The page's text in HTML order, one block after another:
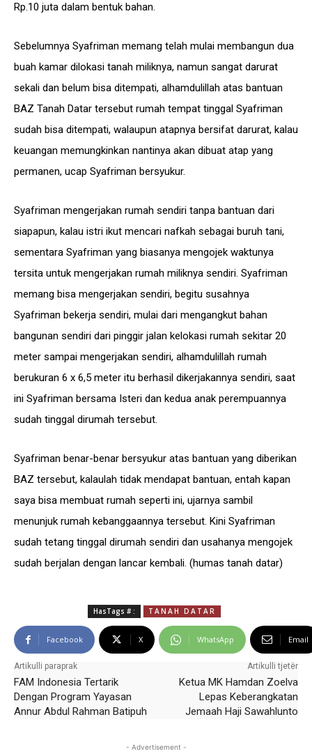
Rp.10 juta dalam bentuk bahan.
Sebelumnya Syafriman memang telah mulai membangun dua
buah kamar dilokasi tanah miliknya, namun sangat darurat
sekali dan belum bisa ditempati, alhamdulillah atas bantuan
BAZ Tanah Datar tersebut rumah tempat tinggal Syafriman
sudah bisa ditempati, walaupun atapnya bersifat darurat, kalau
keuangan memungkinkan nantinya akan dibuat atap yang
permanen, ucap Syafriman bersyukur.
Syafriman mengerjakan rumah sendiri tanpa bantuan dari
siapapun, kalau istri ikut mencari nafkah sebagai buruh tani,
sementara Syafriman yang biasanya mengojek waktunya
tersita untuk mengerjakan rumah miliknya sendiri. Syafriman
memang bisa mengerjakan sendiri, begitu susahnya
Syafriman bekerja sendiri, mulai dari mengangkut bahan
bangunan sendiri dari pinggir jalan kelokasi rumah sekitar 20
meter sampai mengerjakan sendiri, alhamdulillah rumah
berukuran 6 x 6,5 meter itu berhasil dikerjakannya sendiri, saat
ini Syafriman bersama Isteri dan kedua anak perempuannya
sudah tinggal dirumah tersebut.
Syafriman benar-benar bersyukur atas bantuan yang diberikan
BAZ tersebut, kalaulah tidak mendapat bantuan, entah kapan
saya bisa membuat rumah seperti ini, ujarnya sambil
menunjuk rumah kebanggaannya tersebut. Kini Syafriman
sudah tetang tinggal dirumah sendiri dan usahanya mengojek
sudah berjalan dengan lancar kembali. (humas tanah datar)
HasTags # : TANAH DATAR
Facebook X WhatsApp Email
Artikulli paraprak
FAM Indonesia Tertarik
Dengan Program Yayasan
Annur Abdul Rahman Batipuh
Artikulli tjetër
Ketua MK Hamdan Zoelva
Lepas Keberangkatan
Jemaah Haji Sawahlunto
- Advertisement -